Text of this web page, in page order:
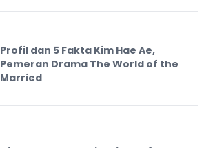
Profil dan 5 Fakta Kim Hae Ae,
Pemeran Drama The World of the
Married